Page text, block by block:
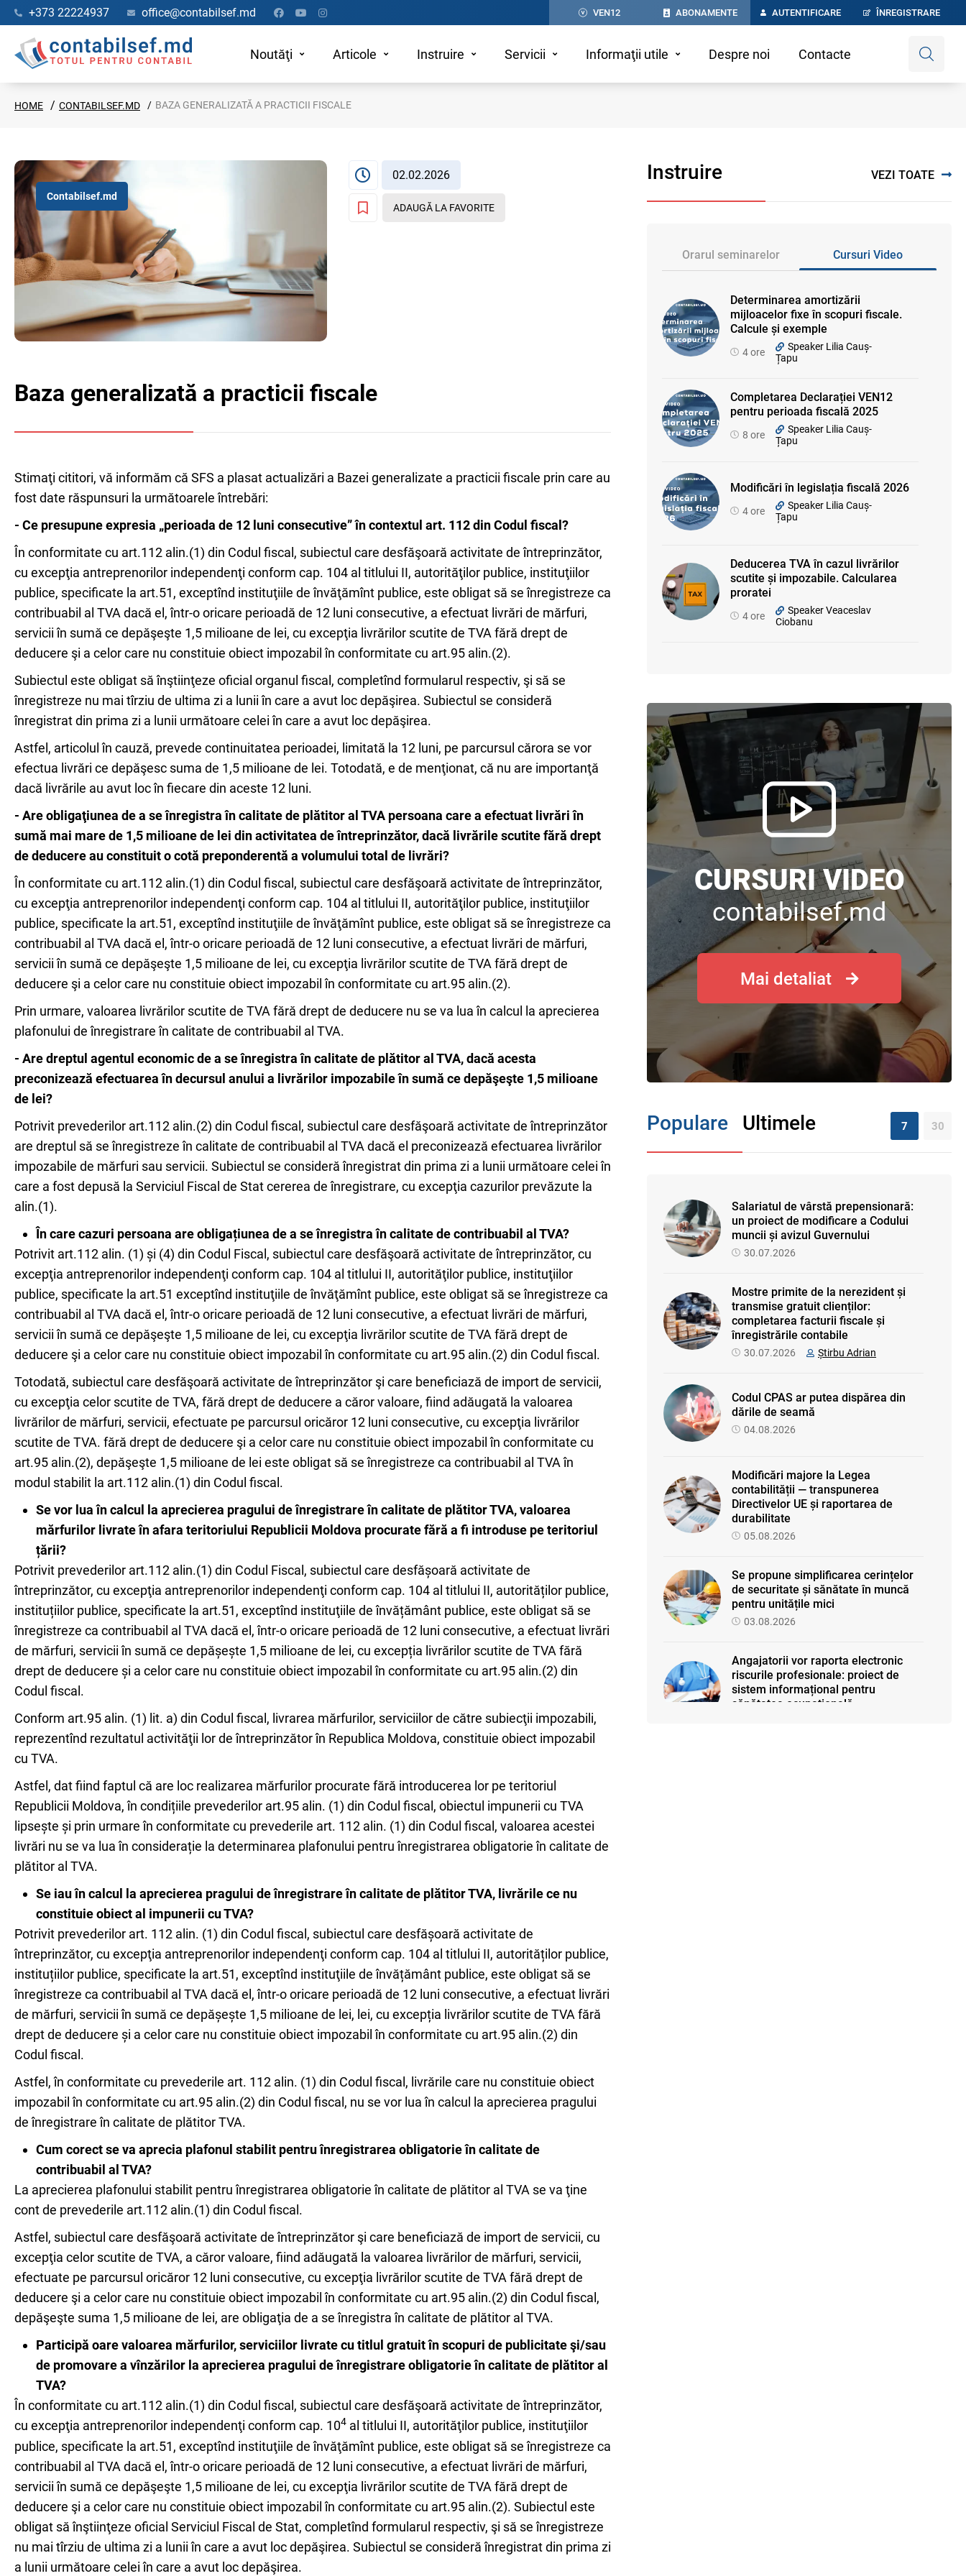
+373 22224937 office@contabilsef.md VEN12 ABONAMENTE AUTENTIFICARE ÎNREGISTRARE
Noutăţi Articole Instruire Servicii Informaţii utile Despre noi Contacte
HOME CONTABILSEF.MD BAZA GENERALIZATĂ A PRACTICII FISCALE
Contabilsef.md
02.02.2026
ADAUGĂ LA FAVORITE
Baza generalizată a practicii fiscale
Stimaţi cititori, vă informăm că SFS a plasat actualizări a Bazei generalizate a practicii fiscale prin care au
fost date răspunsuri la următoarele întrebări:
- Ce presupune expresia „perioada de 12 luni consecutive” în contextul art. 112 din Codul fiscal?
În conformitate cu art.112 alin.(1) din Codul fiscal, subiectul care desfăşoară activitate de întreprinzător,
cu excepţia antreprenorilor independenţi conform cap. 104 al titlului II, autorităţilor publice, instituţiilor
publice, specificate la art.51, exceptînd instituţiile de învăţămînt publice, este obligat să se înregistreze ca
contribuabil al TVA dacă el, într-o oricare perioadă de 12 luni consecutive, a efectuat livrări de mărfuri,
servicii în sumă ce depăşeşte 1,5 milioane de lei, cu excepţia livrărilor scutite de TVA fără drept de
deducere şi a celor care nu constituie obiect impozabil în conformitate cu art.95 alin.(2).
Subiectul este obligat să înştiinţeze oficial organul fiscal, completînd formularul respectiv, şi să se
înregistreze nu mai tîrziu de ultima zi a lunii în care a avut loc depăşirea. Subiectul se consideră
înregistrat din prima zi a lunii următoare celei în care a avut loc depăşirea.
Astfel, articolul în cauză, prevede continuitatea perioadei, limitată la 12 luni, pe parcursul cărora se vor
efectua livrări ce depăşesc suma de 1,5 milioane de lei. Totodată, e de menţionat, că nu are importanţă
dacă livrările au avut loc în fiecare din aceste 12 luni.
- Are obligaţiunea de a se înregistra în calitate de plătitor al TVA persoana care a efectuat livrări în
sumă mai mare de 1,5 milioane de lei din activitatea de întreprinzător, dacă livrările scutite fără drept
de deducere au constituit o cotă preponderentă a volumului total de livrări?
În conformitate cu art.112 alin.(1) din Codul fiscal, subiectul care desfăşoară activitate de întreprinzător,
cu excepţia antreprenorilor independenţi conform cap. 104 al titlului II, autorităţilor publice, instituţiilor
publice, specificate la art.51, exceptînd instituţiile de învăţămînt publice, este obligat să se înregistreze ca
contribuabil al TVA dacă el, într-o oricare perioadă de 12 luni consecutive, a efectuat livrări de mărfuri,
servicii în sumă ce depăşeşte 1,5 milioane de lei, cu excepţia livrărilor scutite de TVA fără drept de
deducere şi a celor care nu constituie obiect impozabil în conformitate cu art.95 alin.(2).
Prin urmare, valoarea livrărilor scutite de TVA fără drept de deducere nu se va lua în calcul la aprecierea
plafonului de înregistrare în calitate de contribuabil al TVA.
- Are dreptul agentul economic de a se înregistra în calitate de plătitor al TVA, dacă acesta
preconizează efectuarea în decursul anului a livrărilor impozabile în sumă сe depăşeşte 1,5 milioane
de lei?
Potrivit prevederilor art.112 alin.(2) din Codul fiscal, subiectul care desfăşoară activitate de întreprinzător
are dreptul să se înregistreze în calitate de contribuabil al TVA dacă el preconizează efectuarea livrărilor
impozabile de mărfuri sau servicii. Subiectul se consideră înregistrat din prima zi a lunii următoare celei în
care a fost depusă la Serviciul Fiscal de Stat cererea de înregistrare, cu excepţia cazurilor prevăzute la
alin.(1).
În care cazuri persoana are obligațiunea de a se înregistra în calitate de contribuabil al TVA?
Potrivit art.112 alin. (1) și (4) din Codul Fiscal, subiectul care desfăşoară activitate de întreprinzător, cu
excepţia antreprenorilor independenţi conform cap. 104 al titlului II, autorităţilor publice, instituţiilor
publice, specificate la art.51 exceptînd instituţiile de învăţămînt publice, este obligat să se înregistreze ca
contribuabil al TVA dacă el, într-o oricare perioadă de 12 luni consecutive, a efectuat livrări de mărfuri,
servicii în sumă ce depăşeşte 1,5 milioane de lei, cu excepţia livrărilor scutite de TVA fără drept de
deducere şi a celor care nu constituie obiect impozabil în conformitate cu art.95 alin.(2) din Codul fiscal.
Totodată, subiectul care desfăşoară activitate de întreprinzător şi care beneficiază de import de servicii,
cu excepţia celor scutite de TVA, fără drept de deducere a căror valoare, fiind adăugată la valoarea
livrărilor de mărfuri, servicii, efectuate pe parcursul oricăror 12 luni consecutive, cu excepţia livrărilor
scutite de TVA. fără drept de deducere şi a celor care nu constituie obiect impozabil în conformitate cu
art.95 alin.(2), depăşeşte 1,5 milioane de lei este obligat să se înregistreze ca contribuabil al TVA în
modul stabilit la art.112 alin.(1) din Codul fiscal.
Se vor lua în calcul la aprecierea pragului de înregistrare în calitate de plătitor TVA, valoarea
mărfurilor livrate în afara teritoriului Republicii Moldova procurate fără a fi introduse pe teritoriul
țării?
Potrivit prevederilor art.112 alin.(1) din Codul Fiscal, subiectul care desfășoară activitate de
întreprinzător, cu excepţia antreprenorilor independenţi conform cap. 104 al titlului II, autorităților publice,
instituțiilor publice, specificate la art.51, exceptînd instituţiile de învățământ publice, este obligat să se
înregistreze ca contribuabil al TVA dacă el, într-o oricare perioadă de 12 luni consecutive, a efectuat livrări
de mărfuri, servicii în sumă ce depășește 1,5 milioane de lei, cu excepția livrărilor scutite de TVA fără
drept de deducere și a celor care nu constituie obiect impozabil în conformitate cu art.95 alin.(2) din
Codul fiscal.
Conform art.95 alin. (1) lit. a) din Codul fiscal, livrarea mărfurilor, serviciilor de către subiecţii impozabili,
reprezentînd rezultatul activităţii lor de întreprinzător în Republica Moldova, constituie obiect impozabil
cu TVA.
Astfel, dat fiind faptul că are loc realizarea mărfurilor procurate fără introducerea lor pe teritoriul
Republicii Moldova, în condițiile prevederilor art.95 alin. (1) din Codul fiscal, obiectul impunerii cu TVA
lipsește și prin urmare în conformitate cu prevederile art. 112 alin. (1) din Codul fiscal, valoarea acestei
livrări nu se va lua în considerație la determinarea plafonului pentru înregistrarea obligatorie în calitate de
plătitor al TVA.
Se iau în calcul la aprecierea pragului de înregistrare în calitate de plătitor TVA, livrările ce nu
constituie obiect al impunerii cu TVA?
Potrivit prevederilor art. 112 alin. (1) din Codul fiscal, subiectul care desfășoară activitate de
întreprinzător, cu excepţia antreprenorilor independenţi conform cap. 104 al titlului II, autorităților publice,
instituțiilor publice, specificate la art.51, exceptînd instituţiile de învățământ publice, este obligat să se
înregistreze ca contribuabil al TVA dacă el, într-o oricare perioadă de 12 luni consecutive, a efectuat livrări
de mărfuri, servicii în sumă ce depășește 1,5 milioane de lei, lei, cu excepția livrărilor scutite de TVA fără
drept de deducere și a celor care nu constituie obiect impozabil în conformitate cu art.95 alin.(2) din
Codul fiscal.
Astfel, în conformitate cu prevederile art. 112 alin. (1) din Codul fiscal, livrările care nu constituie obiect
impozabil în conformitate cu art.95 alin.(2) din Codul fiscal, nu se vor lua în calcul la aprecierea pragului
de înregistrare în calitate de plătitor TVA.
Cum corect se va aprecia plafonul stabilit pentru înregistrarea obligatorie în calitate de
contribuabil al TVA?
La aprecierea plafonului stabilit pentru înregistrarea obligatorie în calitate de plătitor al TVA se va ţine
cont de prevederile art.112 alin.(1) din Codul fiscal.
Astfel, subiectul care desfăşoară activitate de întreprinzător şi care beneficiază de import de servicii, cu
excepţia celor scutite de TVA, a căror valoare, fiind adăugată la valoarea livrărilor de mărfuri, servicii,
efectuate pe parcursul oricăror 12 luni consecutive, cu excepţia livrărilor scutite de TVA fără drept de
deducere şi a celor care nu constituie obiect impozabil în conformitate cu art.95 alin.(2) din Codul fiscal,
depăşeşte suma 1,5 milioane de lei, are obligaţia de a se înregistra în calitate de plătitor al TVA.
Participă oare valoarea mărfurilor, serviciilor livrate cu titlul gratuit în scopuri de publicitate şi/sau
de promovare a vînzărilor la aprecierea pragului de înregistrare obligatorie în calitate de plătitor al
TVA?
În conformitate cu art.112 alin.(1) din Codul fiscal, subiectul care desfăşoară activitate de întreprinzător,
cu excepţia antreprenorilor independenţi conform cap. 104 al titlului II, autorităţilor publice, instituţiilor
publice, specificate la art.51, exceptînd instituţiile de învăţămînt publice, este obligat să se înregistreze ca
contribuabil al TVA dacă el, într-o oricare perioadă de 12 luni consecutive, a efectuat livrări de mărfuri,
servicii în sumă ce depăşeşte 1,5 milioane de lei, cu excepţia livrărilor scutite de TVA fără drept de
deducere şi a celor care nu constituie obiect impozabil în conformitate cu art.95 alin.(2). Subiectul este
obligat să înştiinţeze oficial Serviciul Fiscal de Stat, completînd formularul respectiv, şi să se înregistreze
nu mai tîrziu de ultima zi a lunii în care a avut loc depăşirea. Subiectul se consideră înregistrat din prima zi
a lunii următoare celei în care a avut loc depăşirea.
Instruire VEZI TOATE
Orarul seminarelor Cursuri Video
Determinarea amortizării
mijloacelor fixe în scopuri fiscale.
Calcule și exemple
4 ore
Speaker Lilia Cauș-
Țapu
Completarea Declarației VEN12
pentru perioada fiscală 2025
8 ore
Speaker Lilia Cauș-
Țapu
Modificări în legislația fiscală 2026
4 ore
Speaker Lilia Cauș-
Țapu
Deducerea TVA în cazul livrărilor
scutite și impozabile. Calcularea
proratei
4 ore
Speaker Veaceslav
Ciobanu
CURSURI VIDEO
contabilsef.md
Mai detaliat
Populare Ultimele 7 30
Salariatul de vârstă prepensionară:
un proiect de modificare a Codului
muncii și avizul Guvernului
30.07.2026
Mostre primite de la nerezident și
transmise gratuit clienților:
completarea facturii fiscale și
înregistrările contabile
30.07.2026 Știrbu Adrian
Codul CPAS ar putea dispărea din
dările de seamă
04.08.2026
Modificări majore la Legea
contabilității — transpunerea
Directivelor UE și raportarea de
durabilitate
05.08.2026
Se propune simplificarea cerințelor
de securitate și sănătate în muncă
pentru unitățile mici
03.08.2026
Angajatorii vor raporta electronic
riscurile profesionale: proiect de
sistem informațional pentru
sănătatea ocupațională